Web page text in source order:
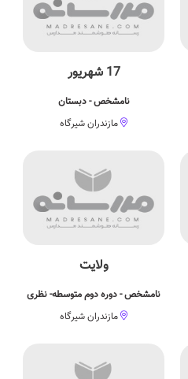
17 شهریور
نامشخص - دبستان
مازندران شیرگاه
ولایت
نامشخص - دوره دوم متوسطه- نظری
مازندران شیرگاه